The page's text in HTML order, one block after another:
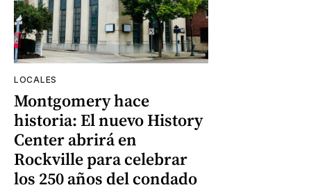
LOCALES
Montgomery hace
historia: El nuevo History
Center abrirá en
Rockville para celebrar
los 250 años del condado